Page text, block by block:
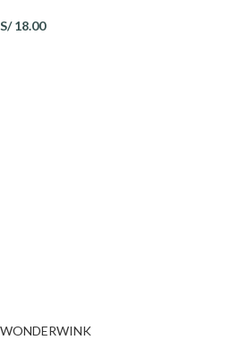
S/18.00
WONDERWINK